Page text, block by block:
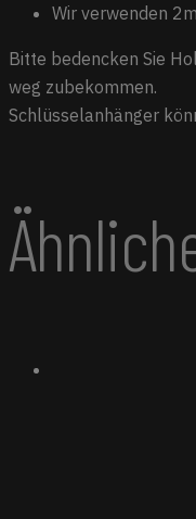
Wir verwenden
Bitte bedencken Sie
weg zubekommen.
Schlüsselanhänger